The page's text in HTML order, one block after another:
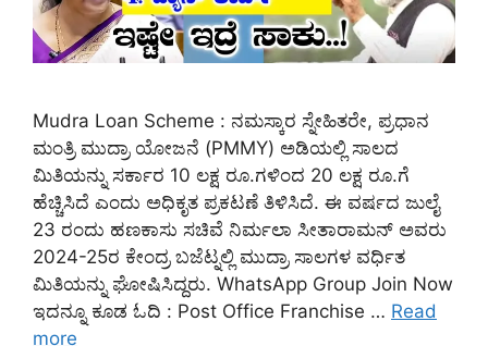
Mudra Loan Scheme : ನಮಸ್ಕಾರ ಸ್ನೇಹಿತರೇ, ಪ್ರಧಾನ
ಮಂತ್ರಿ ಮುದ್ರಾ ಯೋಜನೆ (PMMY) ಅಡಿಯಲ್ಲಿ ಸಾಲದ
ಮಿತಿಯನ್ನು ಸರ್ಕಾರ 10 ಲಕ್ಷ ರೂ.ಗಳಿಂದ 20 ಲಕ್ಷ ರೂ.ಗೆ
ಹೆಚ್ಚಿಸಿದೆ ಎಂದು ಅಧಿಕೃತ ಪ್ರಕಟಣೆ ತಿಳಿಸಿದೆ. ಈ ವರ್ಷದ ಜುಲೈ
23 ರಂದು ಹಣಕಾಸು ಸಚಿವೆ ನಿರ್ಮಲಾ ಸೀತಾರಾಮನ್ ಅವರು
2024-25ರ ಕೇಂದ್ರ ಬಜೆಟ್ನಲ್ಲಿ ಮುದ್ರಾ ಸಾಲಗಳ ವರ್ಧಿತ
ಮಿತಿಯನ್ನು ಘೋಷಿಸಿದ್ದರು. WhatsApp Group Join Now
ಇದನ್ನೂ ಕೂಡ ಓದಿ : Post Office Franchise … Read
more